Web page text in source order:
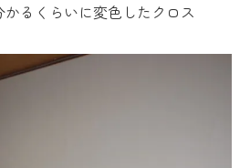
るくらいに変色したクロス